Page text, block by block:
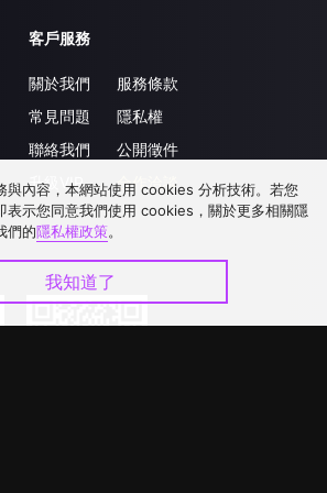
客戶服務
關於我們
常見問題
聯絡我們
升級VIP
服務條款
隱私權
公開徵件
合作洽談
與內容，本網站使用 cookies 分析技術。若您
表示您同意我們使用 cookies，關於更多相關隱
們的隱私權政策。
我知道了